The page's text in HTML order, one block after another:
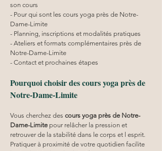
son cours
- Pour qui sont les cours yoga près de Notre-
Dame-Limite
- Planning, inscriptions et modalités pratiques
- Ateliers et formats complémentaires près de
Notre-Dame-Limite
- Contact et prochaines étapes
Pourquoi choisir des cours yoga près de
Notre-Dame-Limite
Vous cherchez des cours yoga près de Notre-
Dame-Limite pour relâcher la pression et
retrouver de la stabilité dans le corps et l esprit.
Pratiquer à proximité de votre quotidien facilite